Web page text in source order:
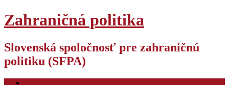
Zahraničná politika
Slovenská spoločnosť pre zahraničnú
politiku (SFPA)